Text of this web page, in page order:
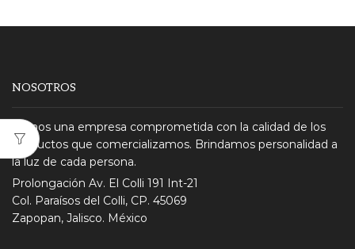
NOSOTROS
Somos una empresa comprometida con la calidad de los
productos que comercializamos. Brindamos personalidad a
la luz de cada persona.
Prolongación Av. El Colli 191 Int-21
Col. Paraísos del Colli, CP. 45069
Zapopan, Jalisco. México